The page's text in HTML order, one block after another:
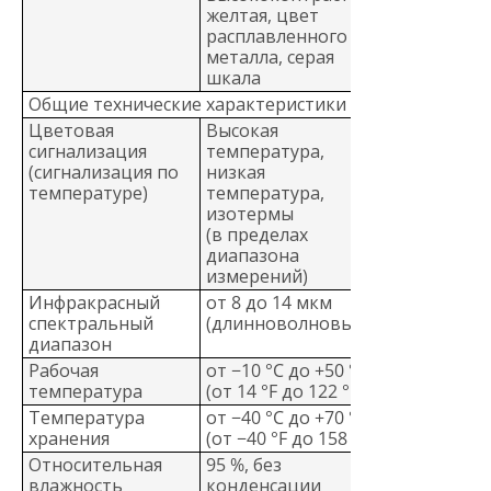
желтая, цвет
расплавленного
металла, серая
шкала
Общие технические характеристики
Цветовая
сигнализация
(сигнализация по
температуре)
Высокая
температура,
низкая
температура,
изотермы
(в пределах
диапазона
измерений)
Инфракрасный
спектральный
диапазон
от 8 до 14 мкм
(длинноволновый)
Рабочая
температура
от −10 °C до +50 °C
(от 14 °F до 122 °F)
Температура
хранения
от −40 °C до +70 °C
(от −40 °F до 158 °F)
Относительная
влажность
95 %, без
конденсации